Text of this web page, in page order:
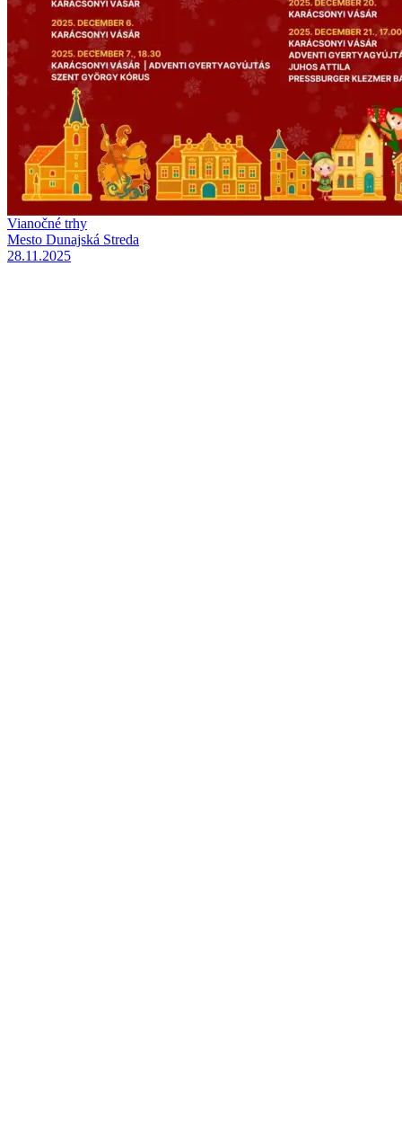
Vianočné trhy
Mesto Dunajská Streda
28.11.2025